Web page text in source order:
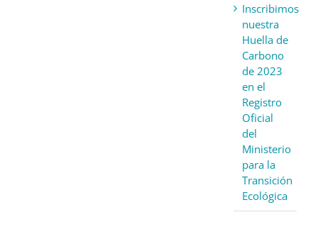
Inscribimos
nuestra
Huella de
Carbono
de 2023
en el
Registro
Oficial
del
Ministerio
para la
Transición
Ecológica